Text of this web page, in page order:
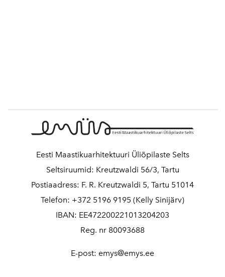
Eesti Maastikuarhitektuuri Üliõpilaste Selts
Seltsiruumid: Kreutzwaldi 56/3, Tartu
Postiaadress: F. R. Kreutzwaldi 5, Tartu 51014
Telefon: +372 5196 9195 (Kelly Sinijärv)
IBAN: EE472200221013204203
Reg. nr 80093688
E-post: emys@emys.ee